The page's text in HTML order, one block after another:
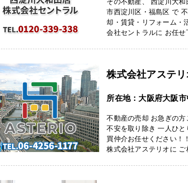
市西淀川区・福島区 で
却・賃貸・リフォーム
会社セントラルに お任
株式会社アステ
所在地：大阪府大阪
不動産の売却 お急ぎの
不安を取り除き 一人ひ
買仲介お任せください！
株式会社アステリオに